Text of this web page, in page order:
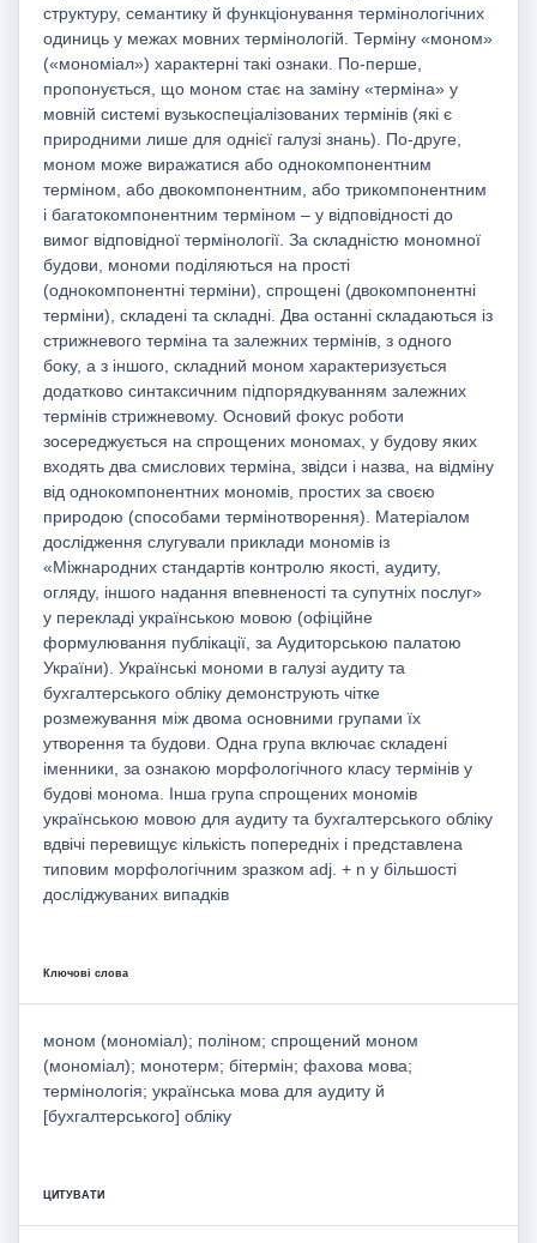
структуру, семантику й функціонування термінологічних
одиниць у межах мовних термінологій. Терміну «моном»
(«мономіал») характерні такі ознаки. По-перше,
пропонується, що моном стає на заміну «терміна» у
мовній системі вузькоспеціалізованих термінів (які є
природними лише для однієї галузі знань). По-друге,
моном може виражатися або однокомпонентним
терміном, або двокомпонентним, або трикомпонентним
і багатокомпонентним терміном – у відповідності до
вимог відповідної термінології. За складністю мономної
будови, мономи поділяються на прості
(однокомпонентні терміни), спрощені (двокомпонентні
терміни), складені та складні. Два останні складаються із
стрижневого терміна та залежних термінів, з одного
боку, а з іншого, складний моном характеризується
додатково синтаксичним підпорядкуванням залежних
термінів стрижневому. Основий фокус роботи
зосереджується на спрощених мономах, у будову яких
входять два смислових терміна, звідси і назва, на відміну
від однокомпонентних мономів, простих за своєю
природою (способами термінотворення). Матеріалом
дослідження слугували приклади мономів із
«Міжнародних стандартів контролю якості, аудиту,
огляду, іншого надання впевненості та супутніх послуг»
у перекладі українською мовою (офіційне
формулювання публікації, за Аудиторською палатою
України). Українські мономи в галузі аудиту та
бухгалтерського обліку демонструють чітке
розмежування між двома основними групами їх
утворення та будови. Одна група включає складені
іменники, за ознакою морфологічного класу термінів у
будові монома. Інша група спрощених мономів
українською мовою для аудиту та бухгалтерського обліку
вдвічі перевищує кількість попередніх і представлена
типовим морфологічним зразком adj. + n у більшості
досліджуваних випадків
Ключові слова
моном (мономіал); поліном; спрощений моном
(мономіал); монотерм; бітермін; фахова мова;
термінологія; українська мова для аудиту й
[бухгалтерського] обліку
ЦИТУВАТИ